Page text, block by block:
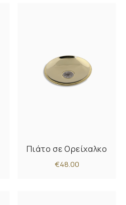
Πιάτο σε Ορείχαλκο
€48.00